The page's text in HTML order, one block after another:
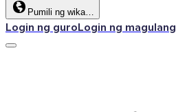
Pumili ng wika…
Login ng guroLogin ng magulang